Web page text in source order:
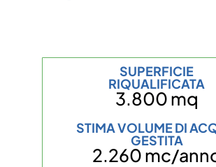
SUPERFICIE
RIQUALIFICATA
3.800 mq
STIMA VOLUME DI
GESTITA
2.260 mc/